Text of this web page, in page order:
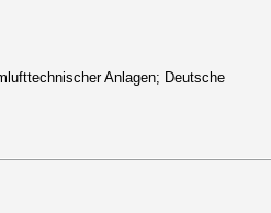
Anlagen; Deutsche